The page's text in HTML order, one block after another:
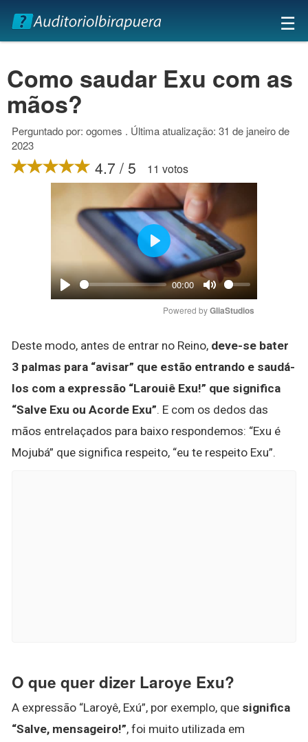
×
☰
Como saudar Exu com as
mãos?
Perguntado por: ogomes . Última atualização: 31 de janeiro de
2023
4.7 / 5 11 votos
Play
00:00
Mute
Play
Powered by GliaStudios
Deste modo, antes de entrar no Reino, deve-se bater
3 palmas para “avisar” que estão entrando e saudá-
los com a expressão “Larouiê Exu!” que significa
“Salve Exu ou Acorde Exu”. E com os dedos das
mãos entrelaçados para baixo respondemos: “Exu é
Mojubá” que significa respeito, “eu te respeito Exu”.
O que quer dizer Laroye Exu?
A expressão “Laroyê, Exú”, por exemplo, que significa
“Salve, mensageiro!”, foi muito utilizada em